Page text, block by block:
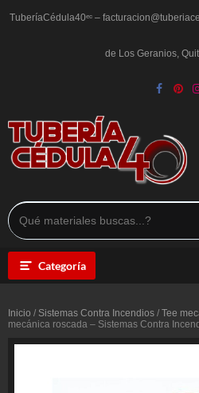
TuberíaCédula40ᵉᶜ –
de Los Geranios,
Categoría
Inicio / Sistemas Contra Incendios / Tee
mecánica roscada – Sistemas Contra